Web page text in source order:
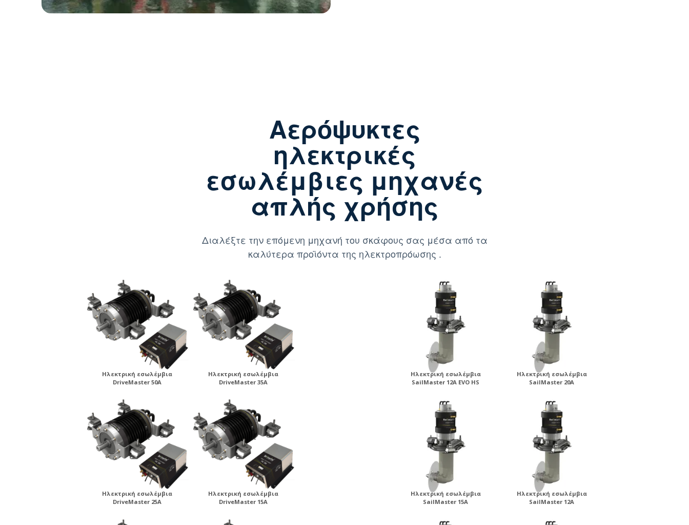
Αερόψυκτες
ηλεκτρικές
εσωλέμβιες μηχανές
απλής χρήσης
Διαλέξτε την επόμενη μηχανή του σκάφους σας μέσα από τα
καλύτερα προϊόντα της ηλεκτροπρόωσης .
Ηλεκτρική εσωλέμβια
DriveMaster 50A
Ηλεκτρική εσωλέμβια
DriveMaster 35A
Ηλεκτρική εσωλέμβια
DriveMaster 25A
Ηλεκτρική εσωλέμβια
DriveMaster 15A
Ηλεκτρική εσωλέμβια
SailMaster 12A EVO HS
Ηλεκτρική εσωλέμβια
SailMaster 20A
Ηλεκτρική εσωλέμβια
SailMaster 15A
Ηλεκτρική εσωλέμβια
SailMaster 12A